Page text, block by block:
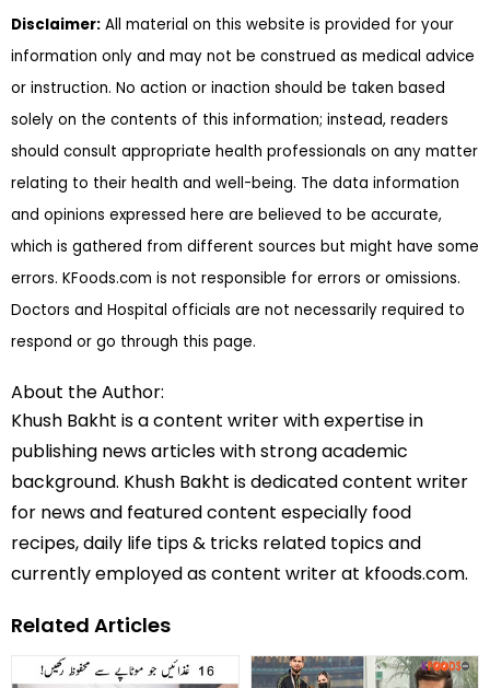
Disclaimer: All material on this website is provided for your
information only and may not be construed as medical advice
or instruction. No action or inaction should be taken based
solely on the contents of this information; instead, readers
should consult appropriate health professionals on any matter
relating to their health and well-being. The data information
and opinions expressed here are believed to be accurate,
which is gathered from different sources but might have some
errors. KFoods.com is not responsible for errors or omissions.
Doctors and Hospital officials are not necessarily required to
respond or go through this page.
About the Author:
Khush Bakht is a content writer with expertise in
publishing news articles with strong academic
background. Khush Bakht is dedicated content writer
for news and featured content especially food
recipes, daily life tips & tricks related topics and
currently employed as content writer at kfoods.com.
Related Articles